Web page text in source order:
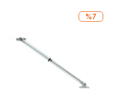
%7